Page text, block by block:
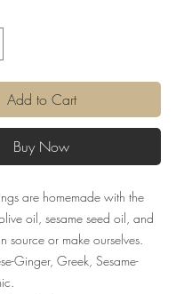
Add to Cart
Buy Now
are homemade with the
oil, sesame seed oil, and
source or make ourselves.
Ginger, Greek, Sesame-